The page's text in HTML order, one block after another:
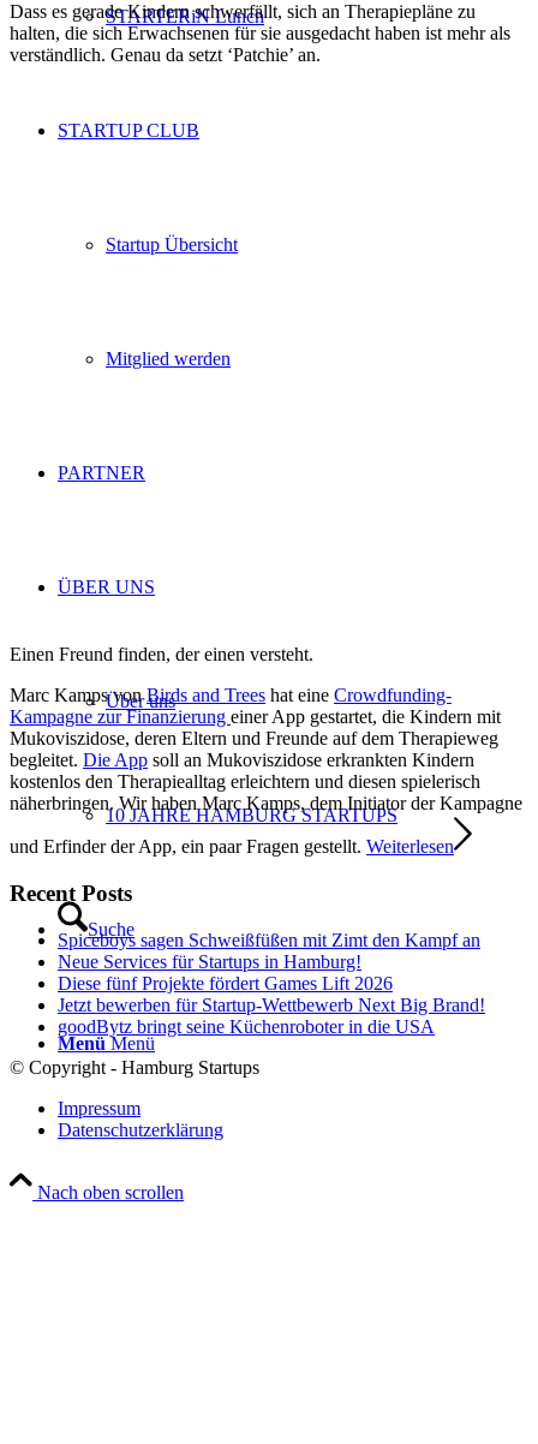
STARTERiN Lunch
STARTUP CLUB
Startup Übersicht
Mitglied werden
PARTNER
ÜBER UNS
Über uns
10 JAHRE HAMBURG STARTUPS
Suche
Menü Menü
Dass es gerade Kindern schwerfällt, sich an Therapiepläne zu
halten, die sich Erwachsenen für sie ausgedacht haben ist mehr als
verständlich. Genau da setzt ‘Patchie’ an.
Einen Freund finden, der einen versteht.
Marc Kamps vonBirds and Trees hat eine Crowdfunding-
Kampagne zur Finanzierung einer App gestartet, die Kindern mit
Mukoviszidose, deren Eltern und Freunde auf dem Therapieweg
begleitet. Die App soll an Mukoviszidose erkrankten Kindern
kostenlos den Therapiealltag erleichtern und diesen spielerisch
näherbringen. Wir haben Marc Kamps, dem Initiator der Kampagne
und Erfinder der App, ein paar Fragen gestellt. Weiterlesen
Recent Posts
Spiceboys sagen Schweißfüßen mit Zimt den Kampf an
Neue Services für Startups in Hamburg!
Diese fünf Projekte fördert Games Lift 2026
Jetzt bewerben für Startup-Wettbewerb Next Big Brand!
goodBytz bringt seine Küchenroboter in die USA
© Copyright - Hamburg Startups
Impressum
Datenschutzerklärung
Nach oben scrollen